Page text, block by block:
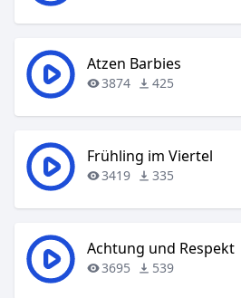
Atzen Barbies
3874 425
Frühling im Viertel
3419 335
Achtung und Respekt
3695 539